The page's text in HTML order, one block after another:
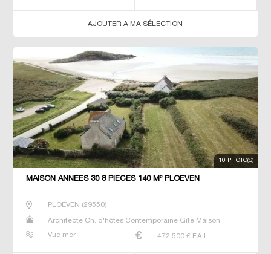
AJOUTER A MA SÉLECTION
10 PHOTO(S)
MAISON ANNEES 30 8 PIECES 140 M² PLOEVEN
PLOEVEN (29550)
Architecte Ch. d'hôtes Contemporaine Gîte Maison
Vue mer
472 500 € F.A.I